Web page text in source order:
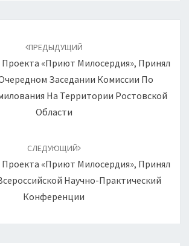
ПРЕДЫДУЩИЙ
«Приют Милосердия», Принял
Заседании Комиссии По
На Территории Ростовской
Области
СЛЕДУЮЩИЙ
«Приют Милосердия», Принял
Научно-Практический
Конференции